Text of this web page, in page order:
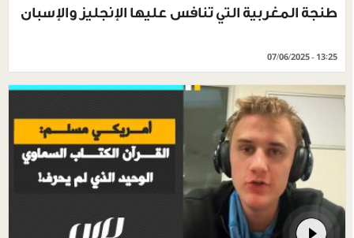
طنجة المغربية التي تنافس عليها الإنجليز والإسبان
07/06/2025 - 13:25